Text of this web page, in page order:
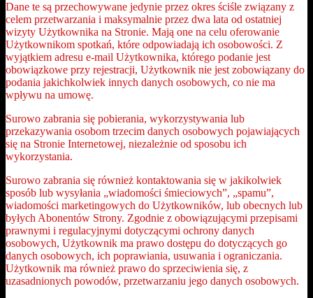
Dane te są przechowywane jedynie przez okres ściśle związany z
celem przetwarzania i maksymalnie przez dwa lata od ostatniej
wizyty Użytkownika na Stronie. Mają one na celu oferowanie
Użytkownikom spotkań, które odpowiadają ich osobowości. Z
wyjątkiem adresu e-mail Użytkownika, którego podanie jest
obowiązkowe przy rejestracji, Użytkownik nie jest zobowiązany do
podania jakichkolwiek innych danych osobowych, co nie ma
wpływu na umowę.
Surowo zabrania się pobierania, wykorzystywania lub
przekazywania osobom trzecim danych osobowych pojawiających
się na Stronie Internetowej, niezależnie od sposobu ich
wykorzystania.
Surowo zabrania się również kontaktowania się w jakikolwiek
sposób lub wysyłania „wiadomości śmieciowych”, „spamu”,
wiadomości marketingowych do Użytkowników, lub obecnych lub
byłych Abonentów Strony. Zgodnie z obowiązującymi przepisami
prawnymi i regulacyjnymi dotyczącymi ochrony danych
osobowych, Użytkownik ma prawo dostępu do dotyczących go
danych osobowych, ich poprawiania, usuwania i ograniczania.
Użytkownik ma również prawo do sprzeciwienia się, z
uzasadnionych powodów, przetwarzaniu jego danych osobowych.